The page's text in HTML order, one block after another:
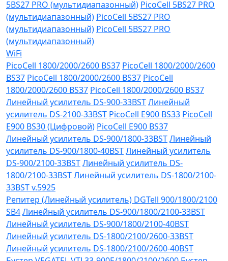
5BS27 PRO (мультидиапазонный) PicoCell 5BS27 PRO
(мультидиапазонный) PicoCell 5BS27 PRO
(мультидиапазонный) PicoCell 5BS27 PRO
(мультидиапазонный)
WiFi
PicoCell 1800/2000/2600 BS37 PicoCell 1800/2000/2600
BS37 PicoCell 1800/2000/2600 BS37 PicoCell
1800/2000/2600 BS37 PicoCell 1800/2000/2600 BS37
Линейный усилитель DS-900-33BSTЛинейный
усилитель DS-2100-33BST PicoCell E900 BS33 PicoCell
E900 BS30 (Цифровой) PicoCell E900 BS37
Линейный усилитель DS-900/1800-33BSTЛинейный
усилитель DS-900/1800-40BSTЛинейный усилитель
DS-900/2100-33BSTЛинейный усилитель DS-
1800/2100-33BSTЛинейный усилитель DS-1800/2100-
33BST v.5925
Репитер (Линейный усилитель) DGTell 900/1800/2100
SB4Линейный усилитель DS-900/1800/2100-33BST
Линейный усилитель DS-900/1800/2100-40BST
Линейный усилитель DS-1800/2100/2600-33BST
Линейный усилитель DS-1800/2100/2600-40BST